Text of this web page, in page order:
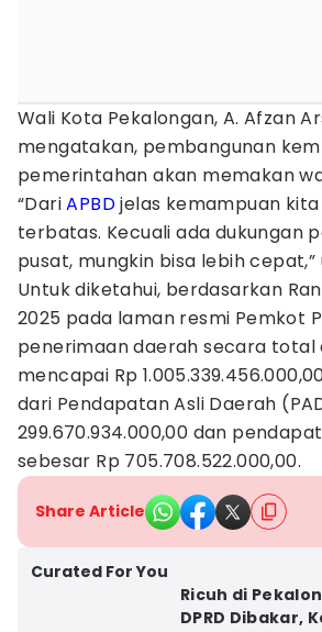
Wali Kota Pekalongan, A. Afzan
mengatakan, pembangunan
pemerintahan akan memakan
“DariAPBDjelas kemampuan
terbatas. Kecuali ada dukungan
pusat, mungkin bisa lebih cepat,”
Untuk diketahui, berdasarkan
2025 pada laman resmi Pemkot
penerimaan daerah secara total
mencapai Rp
dari Pendapatan Asli Daerah
299.670.934.000,00 dan
sebesar Rp 705.708.522.000,00.
Share Article
Curated For You
Ricuh di
DPRD Dibakar,